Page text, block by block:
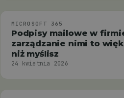
MICROSOFT 365
Podpisy mailowe w
zarządzanie nimi to
niż myślisz
24 kwietnia 2026